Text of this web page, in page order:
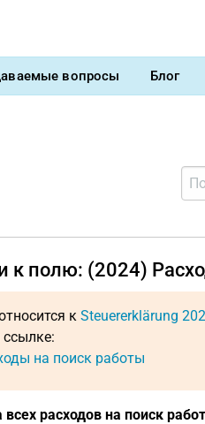
вопросы Блог
к полю: (2024)
к Steuererklärung
на поиск работы
расходов на поиск